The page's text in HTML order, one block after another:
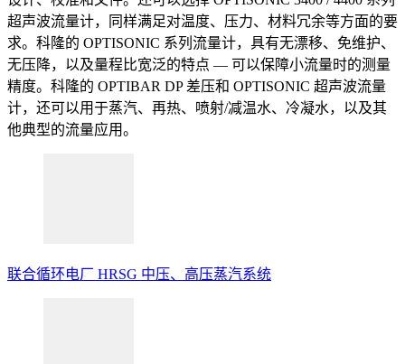
超声波流量计，同样满足对温度、压力、材料冗余等方面的要
求。科隆的 OPTISONIC 系列流量计，具有无漂移、免维护、
无压降，以及量程比宽泛的特点 — 可以保障小流量时的测量
精度。科隆的 OPTIBAR DP 差压和 OPTISONIC 超声波流量
计，还可以用于蒸汽、再热、喷射/减温水、冷凝水，以及其
他典型的流量应用。
联合循环电厂 HRSG 中压、高压蒸汽系统